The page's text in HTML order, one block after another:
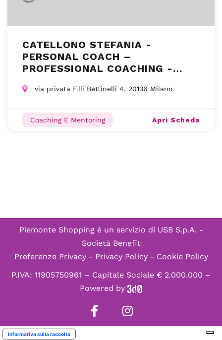
CATELLONO STEFANIA -
PERSONAL COACH –
PROFESSIONAL COACHING -
via privata F.lli Bettinelli 4, 20136 Milano
Coaching E Mentoring Apri Scheda
Piemonte Shopping è un servizio di USB S.p.A. -
Società Benefit
Preferenze Privacy- Privacy Policy- Cookie Policy
P.IVA: 11905750961 – Capitale Sociale € 2.000.000 –
Powered by
Informativa sulla raccolta